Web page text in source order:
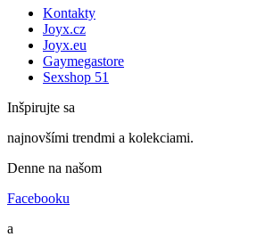
Kontakty
Joyx.cz
Joyx.eu
Gaymegastore
Sexshop 51
Inšpirujte sa
najnovšími trendmi a kolekciami.
Denne na našom
Facebooku
a